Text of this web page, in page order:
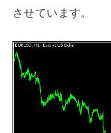
させています。